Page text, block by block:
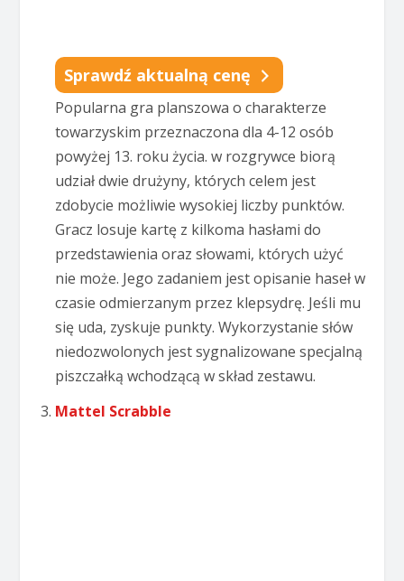
Sprawdź aktualną cenę
Popularna gra planszowa o charakterze
towarzyskim przeznaczona dla 4-12 osób
powyżej 13. roku życia. w rozgrywce biorą
udział dwie drużyny, których celem jest
zdobycie możliwie wysokiej liczby punktów.
Gracz losuje kartę z kilkoma hasłami do
przedstawienia oraz słowami, których użyć
nie może. Jego zadaniem jest opisanie haseł w
czasie odmierzanym przez klepsydrę. Jeśli mu
się uda, zyskuje punkty. Wykorzystanie słów
niedozwolonych jest sygnalizowane specjalną
piszczałką wchodzącą w skład zestawu.
Mattel Scrabble